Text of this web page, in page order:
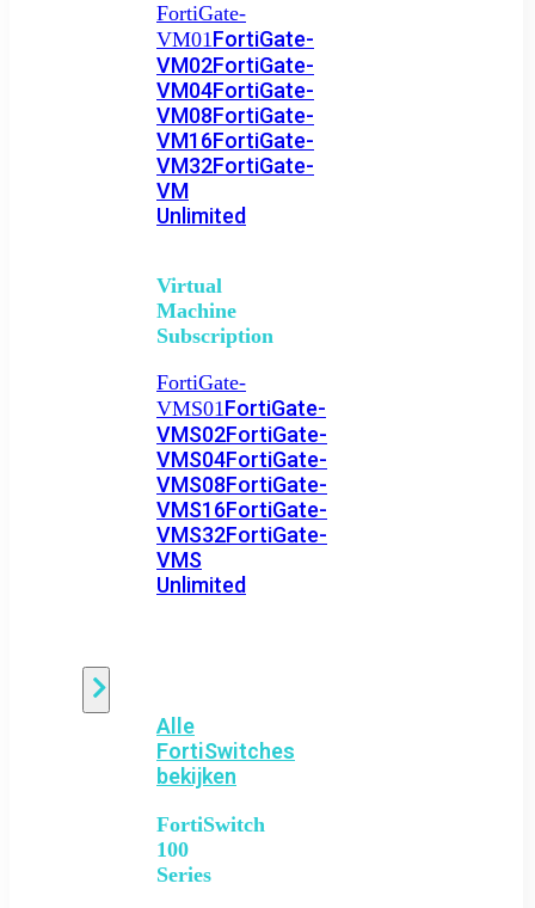
FortiGate-
VM01FortiGate-
VM02FortiGate-
VM04FortiGate-
VM08FortiGate-
VM16FortiGate-
VM32FortiGate-
VM
Unlimited
Virtual
Machine
Subscription
FortiGate-
VMS01FortiGate-
VMS02FortiGate-
VMS04FortiGate-
VMS08FortiGate-
VMS16FortiGate-
VMS32FortiGate-
VMS
Unlimited
Alle
FortiSwitches
bekijken
FortiSwitch
100
Series